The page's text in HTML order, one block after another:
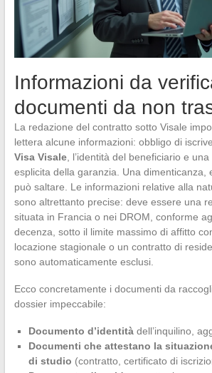
Informazioni da
documenti da non
La redazione del contratto sotto Visale
lettera alcune informazioni: obbligo di
Visa Visale, l’identità del beneficiario e
esplicita della garanzia. Una dimenticanza,
può saltare. Le informazioni relative alla
sono altrettanto precise: deve essere una
situata in Francia o nei DROM, conforme
decenza, sotto il limite massimo di affitto
locazione stagionale o un contratto di
sono automaticamente esclusi.
Ecco concretamente i documenti da
dossier impeccabile:
Documento d’identitàdell’inquilino,
Documenti che attestano la
di studio (contratto, certificato di